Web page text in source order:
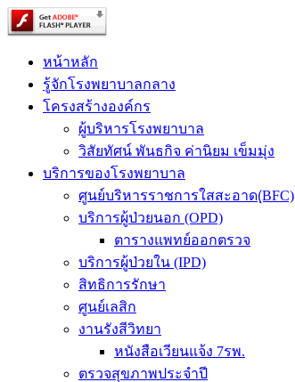
หน้าหลัก
รู้จักโรงพยาบาลกลาง
โครงสร้างองค์กร
ผู้บริหารโรงพยาบาล
วิสัยทัศน์ พันธกิจ ค่านิยม เข็มมุ่ง
บริการของโรงพยาบาล
ศูนย์บริหารราชการใสสะอาด(ฺBFC)
บริการผู้ป่วยนอก (OPD)
ตารางแพทย์ออกตรวจ
บริการผู้ป่วยใน (IPD)
สิทธิการรักษา
ศูนย์เลสิก
งานรังสีวิทยา
หนังสือเวียนแจ้ง 7รพ.
ตรวจสุขภาพประจำปี